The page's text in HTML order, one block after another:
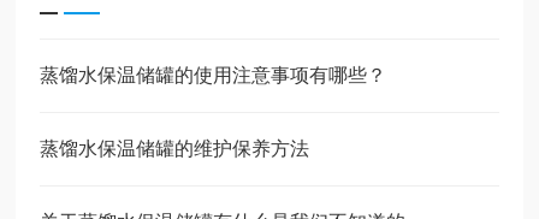
蒸馏水保温储罐的使用注意事项有哪些？
蒸馏水保温储罐的维护保养方法